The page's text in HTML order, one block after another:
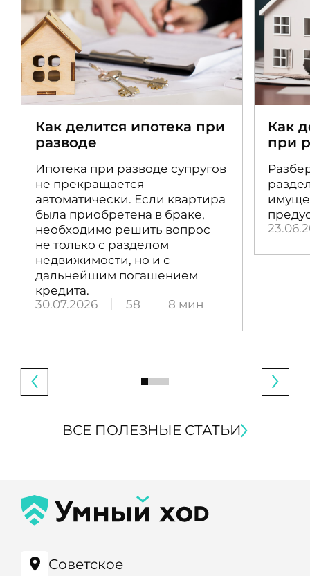
Как делится ипотека при
разводе
Ипотека при разводе супругов
не прекращается
автоматически. Если квартира
была приобретена в браке,
необходимо решить вопрос
не только с разделом
недвижимости, но и с
дальнейшим погашением
кредита.
30.07.2026
58 8 мин
Как
при
ВСЕ ПОЛЕЗНЫЕ СТАТЬИ
Советское